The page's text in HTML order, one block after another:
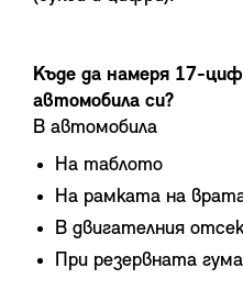
Къде да намеря 17-
автомобила си?
В автомобила
На таблото
На рамката на
В двигателния отсек
При резервната